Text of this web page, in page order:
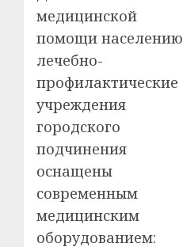
медицинской
помощи населению
лечебно-
профилактические
учреждения
городского
подчинения
оснащены
современным
медицинским
оборудованием: